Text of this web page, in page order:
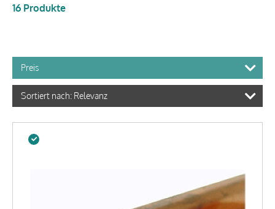
16 Produkte
Preis
Sortiert nach: Relevanz